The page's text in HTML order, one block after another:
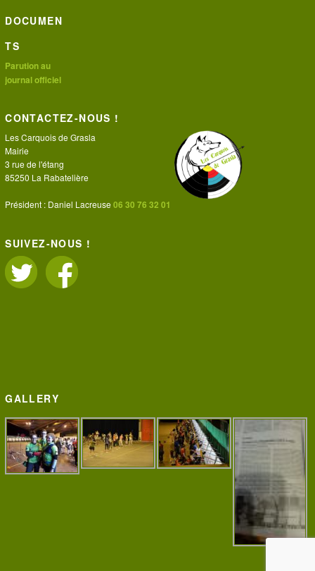
DOCUMEN
TS
Parution au
journal officiel
CONTACTEZ-NOUS !
Les Carquois de Grasla
Mairie
3 rue de l'étang
85250 La Rabatelière
Président : Daniel Lacreuse06 30 76 32 01
SUIVEZ-NOUS !
GALLERY